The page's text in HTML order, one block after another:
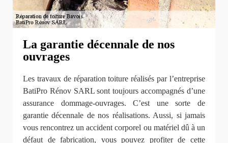
La garantie décennale de nos
ouvrages
Les travaux de réparation toiture réalisés par l’entreprise
BatiPro Rénov SARL sont toujours accompagnés d’une
assurance dommage-ouvrages. C’est une sorte de
garantie décennale de nos réalisations. Aussi, si jamais
vous rencontrez un accident corporel ou matériel dû à un
défaut de fabrication, vous pouvez profiter de cette